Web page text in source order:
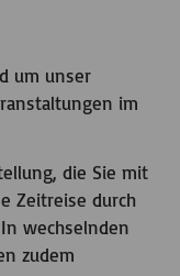
um unser
im
die Sie mit
Zeitreise durch
wechselnden
zudem